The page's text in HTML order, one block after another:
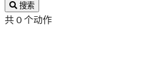
搜索
共 0 个动作